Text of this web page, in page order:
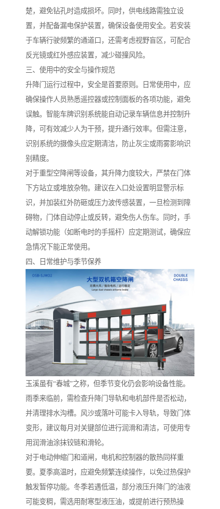
楚，避免钻孔时造成损坏。同时，供电线路需独立设
置，并配备漏电保护装置，确保设备使用安全。若安装
于车辆行驶频繁的通道口，还需考虑视野盲区，可配合
反光镜或红外感应装置，减少碰撞风险。
三、使用中的安全与操作规范
升降门运行过程中，安全是首要原则。日常使用中，应
确保操作人员熟悉遥控器或控制面板的各项功能，避免
误触。智能车牌识别系统能自动记录车辆信息并控制升
降，可有效减少人为干预，提升通行效率。但需注意，
识别系统的摄像头应定期清洁，防止灰尘或雨雾影响识
别精度。
对于重型空降闸等设备，其升降力度较大，严禁在门体
下方站立或堆放杂物。建议在入口处设置明显警示标
识，并加装红外防砸或压力波传感装置，一旦检测到障
碍物，门体自动停止或反转，避免伤人伤车。同时，手
动解锁功能（如断电时的手摇杆）应定期测试，确保应
急情况下能正常使用。
四、日常维护与季节保养
玉溪虽有“春城”之称，但季节变化仍会影响设备性能。
雨季来临前，需检查升降门导轨和电机部件是否松动，
并清理排水沟槽。风沙或落叶可能卡入导轨，导致门体
变形，建议每月对关键部位进行润滑和清洁，可使用专
用润滑油涂抹铰链和滑轮。
对于电动伸缩门和道闸，电机和控制器的散热同样重
要。夏季高温时，应避免频繁连续操作，以免过热保护
触发暂停功能。冬季若遇低温，部分液压升降门的油液
可能变稠，需选用耐寒型液压油，或提前进行预热操